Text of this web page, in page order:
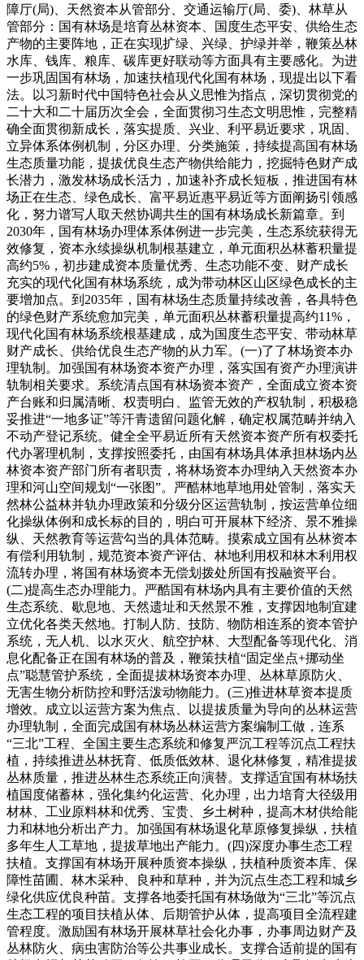
障厅(局)、天然资本从管部分、交通运输厅(局、委)、林草从
管部分：国有林场是培育丛林资本、国度生态平安、供给生态
产物的主要阵地，正在实现扩绿、兴绿、护绿并举，鞭策丛林
水库、钱库、粮库、碳库更好联动等方面具有主要感化。为进
一步巩固国有林场，加速扶植现代化国有林场，现提出以下看
法。以习新时代中国特色社会从义思惟为指点，深切贯彻党的
二十大和二十届历次全会，全面贯彻习生态文明思惟，完整精
确全面贯彻新成长，落实提质、兴业、利平易近要求，巩固、
立异体系体例机制，分区办理、分类施策，持续提高国有林场
生态质量功能，提拔优良生态产物供给能力，挖掘特色财产成
长潜力，激发林场成长活力，加速补齐成长短板，推进国有林
场正在生态、绿色成长、富平易近惠平易近等方面阐扬引领感
化，努力谱写人取天然协调共生的国有林场成长新篇章。到
2030年，国有林场办理体系体例进一步完美，生态系统获得无
效修复，资本永续操纵机制根基建立，单元面积丛林蓄积量提
高约5%，初步建成资本质量优秀、生态功能不变、财产成长
充实的现代化国有林场系统，成为带动林区山区绿色成长的主
要增加点。到2035年，国有林场生态质量持续改善，各具特色
的绿色财产系统愈加完美，单元面积丛林蓄积量提高约11%，
现代化国有林场系统根基建成，成为国度生态平安、带动林草
财产成长、供给优良生态产物的从力军。(一)了了林场资本办
理轨制。加强国有林场资本资产办理，落实国有资产办理演讲
轨制相关要求。系统清点国有林场资本资产，全面成立资本资
产台账和归属清晰、权责明白、监管无效的产权轨制，积极稳
妥推进“一地多证”等汗青遗留问题化解，确定权属范畴并纳入
不动产登记系统。健全全平易近所有天然资本资产所有权委托
代办署理机制，支撑按照委托，由国有林场具体承担林场内丛
林资本资产部门所有者职责，将林场资本办理纳入天然资本办
理和河山空间规划“一张图”。严酷林地草地用处管制，落实天
然林公益林并轨办理政策和分级分区运营轨制，按运营单位细
化操纵体例和成长标的目的，明白可开展林下经济、景不雅操
纵、天然教育等运营勾当的具体范畴。摸索成立国有丛林资本
有偿利用轨制，规范资本资产评估、林地利用权和林木利用权
流转办理，将国有林场资本无偿划拨处所国有投融资平台。
(二)提高生态办理能力。严酷国有林场内具有主要价值的天然
生态系统、歇息地、天然遗址和天然景不雅，支撑因地制宜建
立优化各类天然地。打制人防、技防、物防相连系的资本管护
系统，无人机、以水灭火、航空护林、大型配备等现代化、消
息化配备正在国有林场的普及，鞭策扶植“固定坐点+挪动坐
点”聪慧管护系统，全面提拔林场资本办理、丛林草原防火、
无害生物分析防控和野活泼动物能力。(三)推进林草资本提质
增效。成立以运营方案为焦点、以提拔质量为导向的丛林运营
办理轨制，全面完成国有林场丛林运营方案编制工做，连系
“三北”工程、全国主要生态系统和修复严沉工程等沉点工程扶
植，持续推进丛林抚育、低质低效林、退化林修复，精准提拔
丛林质量，推进丛林生态系统正向演替。支撑适宜国有林场扶
植国度储蓄林，强化集约化运营、化办理，出力培育大径级用
材林、工业原料林和优秀、宝贵、乡土树种，提高木材供给能
力和林地分析出产力。加强国有林场退化草原修复操纵，扶植
多年生人工草地，提拔草地出产能力。(四)深度办事生态工程
扶植。支撑国有林场开展种质资本操纵，扶植种质资本库、保
障性苗圃、林木采种、良种和草种，并为沉点生态工程和城乡
绿化供应优良种苗。支撑各地委托国有林场做为“三北”等沉点
生态工程的项目扶植从体、后期管护从体，提高项目全流程建
管程度。激励国有林场开展林草社会化办事，办事周边财产及
丛林防火、病虫害防治等公共事业成长。支撑合适前提的国有